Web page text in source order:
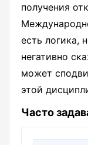
получения
есть логика,
негативно
может
этой
Часто